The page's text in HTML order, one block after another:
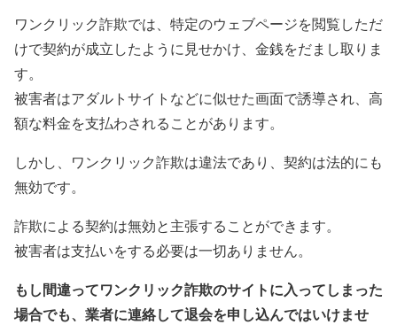
ワンクリック詐欺では、特定のウェブページを閲覧しただ
けで契約が成立したように見せかけ、金銭をだまし取りま
す。
被害者はアダルトサイトなどに似せた画面で誘導され、高
額な料金を支払わされることがあります。
しかし、ワンクリック詐欺は違法であり、契約は法的にも
無効です。
詐欺による契約は無効と主張することができます。
被害者は支払いをする必要は一切ありません。
もし間違ってワンクリック詐欺のサイトに入ってしまった
場合でも、業者に連絡して退会を申し込んではいけませ